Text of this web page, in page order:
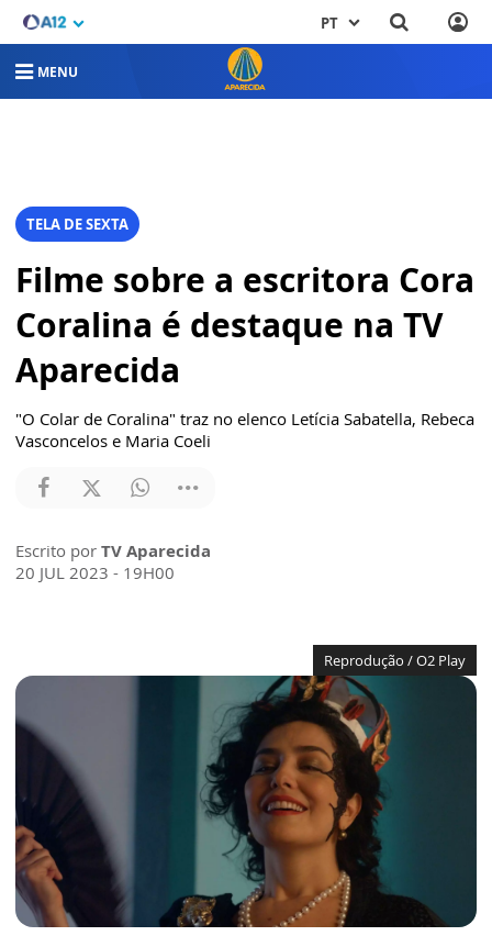
PT
MENU
TELA DE SEXTA
Filme sobre a escritora Cora
Coralina é destaque na TV
Aparecida
"O Colar de Coralina" traz no elenco Letícia Sabatella, Rebeca
Vasconcelos e Maria Coeli
Escrito por TV Aparecida
20 JUL 2023 - 19H00
Reprodução / O2 Play